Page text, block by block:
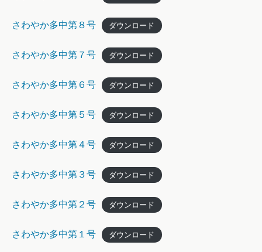
さわやか多中第８号 ダウンロード
さわやか多中第７号 ダウンロード
さわやか多中第６号 ダウンロード
さわやか多中第５号 ダウンロード
さわやか多中第４号 ダウンロード
さわやか多中第３号 ダウンロード
さわやか多中第２号 ダウンロード
さわやか多中第１号 ダウンロード